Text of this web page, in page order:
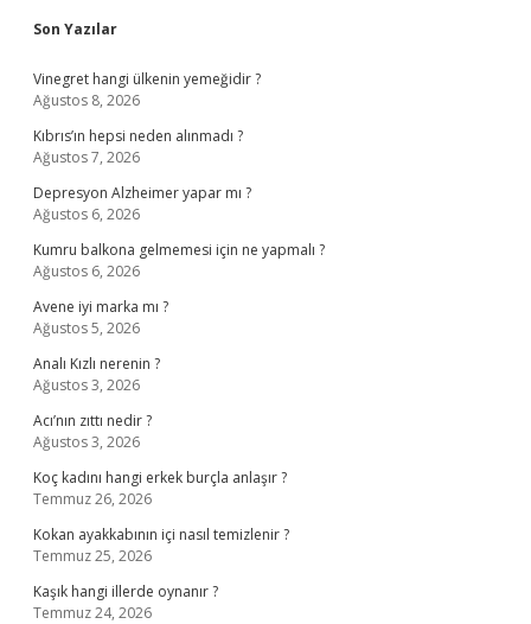
Sidebar
Son Yazılar
Vinegret hangi ülkenin yemeğidir ?
Ağustos 8, 2026
Kıbrıs’ın hepsi neden alınmadı ?
Ağustos 7, 2026
Depresyon Alzheimer yapar mı ?
Ağustos 6, 2026
Kumru balkona gelmemesi için ne yapmalı ?
Ağustos 6, 2026
Avene iyi marka mı ?
Ağustos 5, 2026
Analı Kızlı nerenin ?
Ağustos 3, 2026
Acı’nın zıttı nedir ?
Ağustos 3, 2026
Koç kadını hangi erkek burçla anlaşır ?
Temmuz 26, 2026
Kokan ayakkabının içi nasıl temizlenir ?
Temmuz 25, 2026
Kaşık hangi illerde oynanır ?
Temmuz 24, 2026